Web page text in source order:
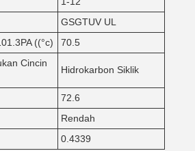
GSGTUV UL
((°c)
70.5
Cincin
Hidrokarbon Siklik
72.6
Rendah
0.4339